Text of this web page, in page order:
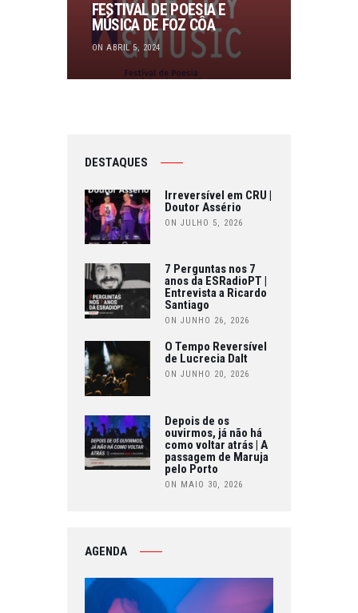
FESTIVAL DE POESIA E
MÚSICA DE FOZ CÔA
ON ABRIL 5, 2024
DESTAQUES
Irreversível em CRU |
Doutor Assério
ON JULHO 5, 2026
7 Perguntas nos 7
anos da ESRadioPT |
Entrevista a Ricardo
Santiago
ON JUNHO 26, 2026
O Tempo Reversível
de Lucrecia Dalt
ON JUNHO 20, 2026
Depois de os
ouvirmos, já não há
como voltar atrás | A
passagem de Maruja
pelo Porto
ON MAIO 30, 2026
AGENDA